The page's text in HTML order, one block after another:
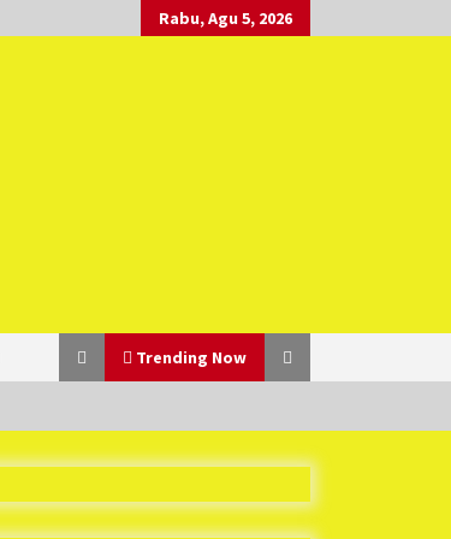
Rabu, Agu 5, 2026
Trending Now
Tak Dapat Fasilitas yang Sesuai,
Para Peserta Retret Aparatur Desa